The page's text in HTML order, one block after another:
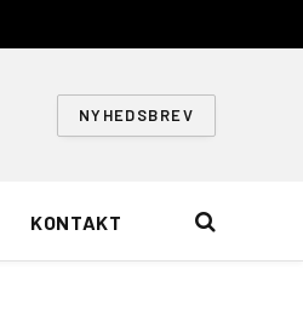
NYHEDSBREV
KONTAKT